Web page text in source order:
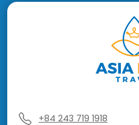
+84 243 719 1918